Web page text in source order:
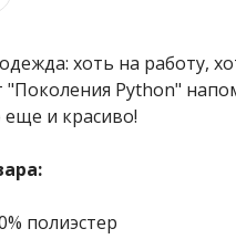
хоть на работу,
"Поколения Python"
еще и красиво!
полиэстер